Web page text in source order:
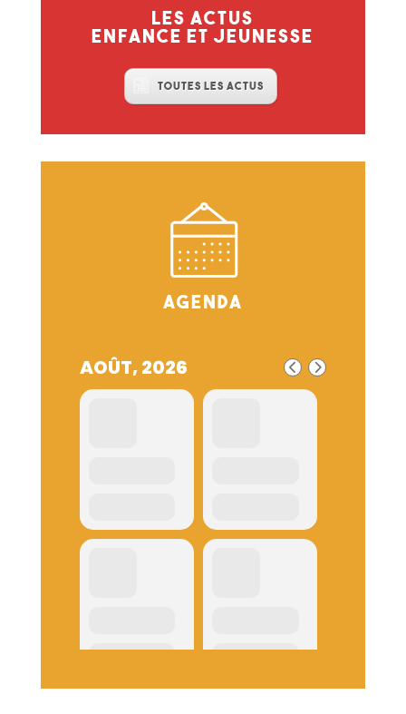
Les actus
enfance et jeunesse
Toutes les actus
Agenda
AOÛT, 2026